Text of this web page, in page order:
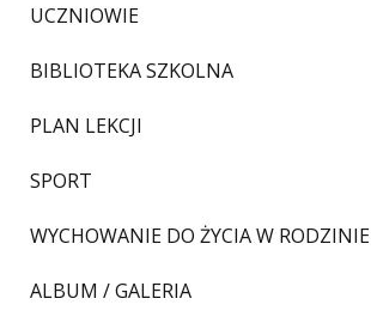
UCZNIOWIE
BIBLIOTEKA SZKOLNA
PLAN LEKCJI
SPORT
WYCHOWANIE DO ŻYCIA W RODZINIE
ALBUM / GALERIA